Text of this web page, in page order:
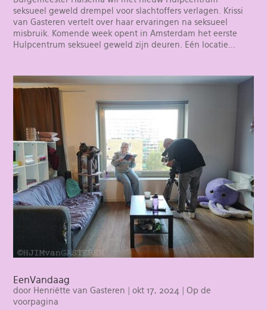
seksueel geweld drempel voor slachtoffers verlagen. Krissi
van Gasteren vertelt over haar ervaringen na seksueel
misbruik. Komende week opent in Amsterdam het eerste
Hulpcentrum seksueel geweld zijn deuren. Eén locatie...
EenVandaag
door Henriëtte van Gasteren |okt 17, 2024 |Op de
voorpagina